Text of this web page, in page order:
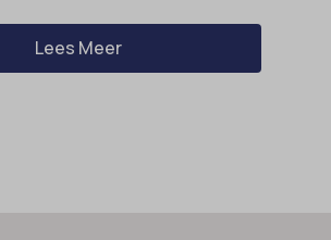
Lees Meer